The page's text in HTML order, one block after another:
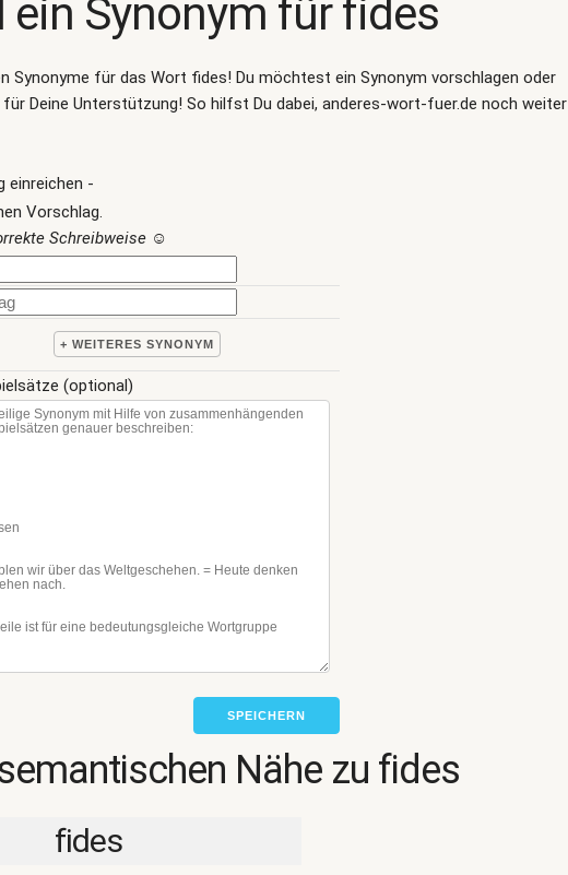
ein Synonym für fides
Synonyme für das Wort fides! Du möchtest ein Synonym vorschlagen oder
Deine Unterstützung! So hilfst Du dabei, anderes-wort-fuer.de noch weiter
einreichen -
Vorschlag.
Schreibweise☺
+ WEITERES SYNONYM
(optional)
SPEICHERN
Nähe zu fides
fides